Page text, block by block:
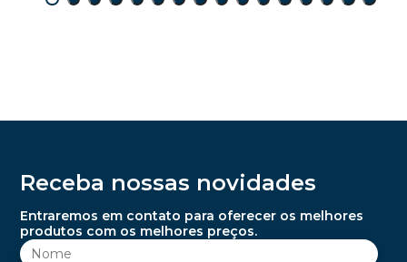
Receba nossas novidades
Entraremos em contato para oferecer os melhores
produtos com os melhores preços.